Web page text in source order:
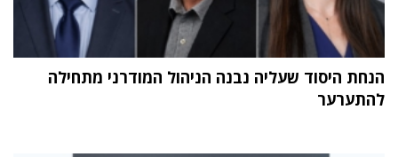
הנחת היסוד שעליה נבנה הניהול המודרני מתחילה
להתערער